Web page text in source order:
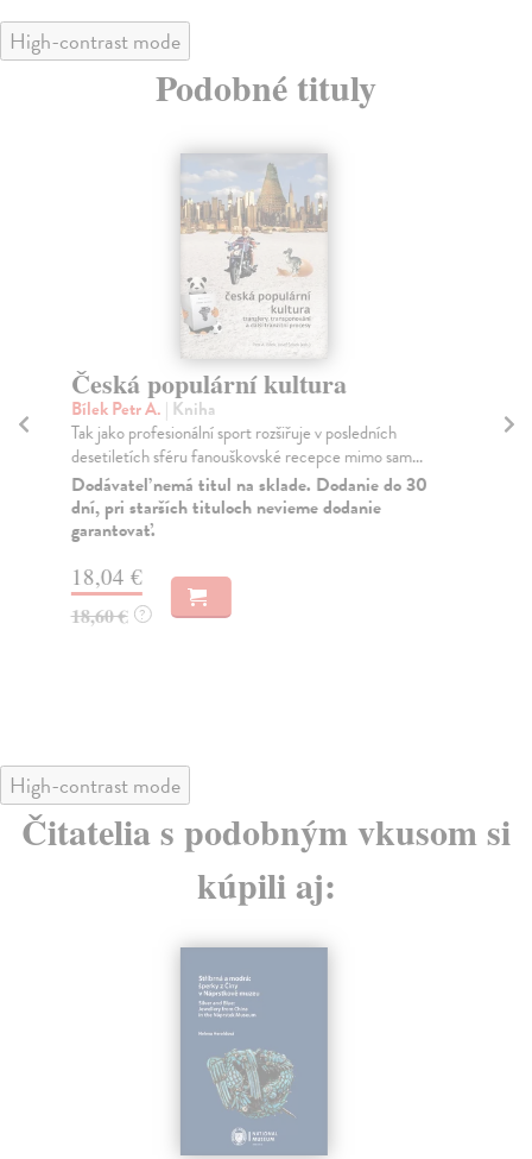
High-contrast mode
Podobné tituly
Česká populární kultura
Bílek Petr A. | Kniha
Tak jako profesionální sport rozšiřuje v posledních
desetiletích sféru fanouškovské recepce mimo sam...
Dodávateľ nemá titul na sklade. Dodanie do 30
dní, pri starších tituloch nevieme dodanie
garantovať.
18,04 €
18,60 € ?
High-contrast mode
Čitatelia s podobným vkusom si
kúpili aj: